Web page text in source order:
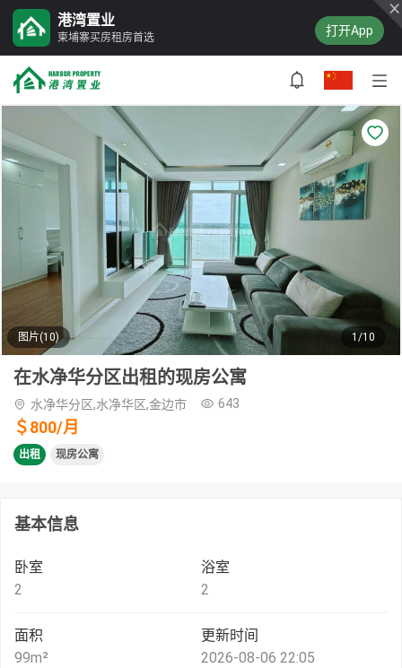
港湾置业
柬埔寨买房租房首选 打开App
图片(10) 1/10
在水净华分区出租的现房公寓
水净华分区,水净华区,金边市 643
＄800/月
出租 现房公寓
基本信息
卧室
2
浴室
2
面积
99m²
更新时间
2026-08-06 22:05